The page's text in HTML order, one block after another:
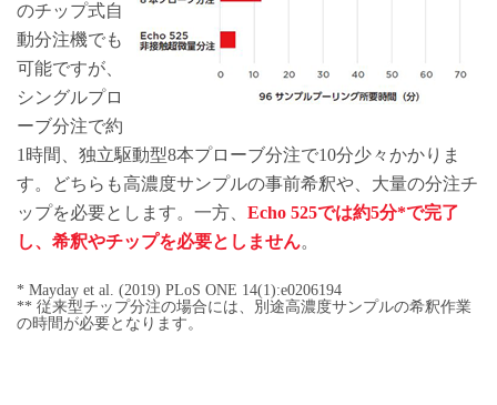
のチップ式自
動分注機でも
可能ですが、
シングルプロ
ーブ分注で約
1時間、独立駆動型8本プローブ分注で10分少々かかりま
す。どちらも高濃度サンプルの事前希釈や、大量の分注チ
ップを必要とします。一方、 Echo 525では約5分*で完了
し、希釈やチップを必要としません。
* Mayday et al. (2019) PLoS ONE 14(1):e0206194
** 従来型チップ分注の場合には、別途高濃度サンプルの希釈作業
の時間が必要となります。